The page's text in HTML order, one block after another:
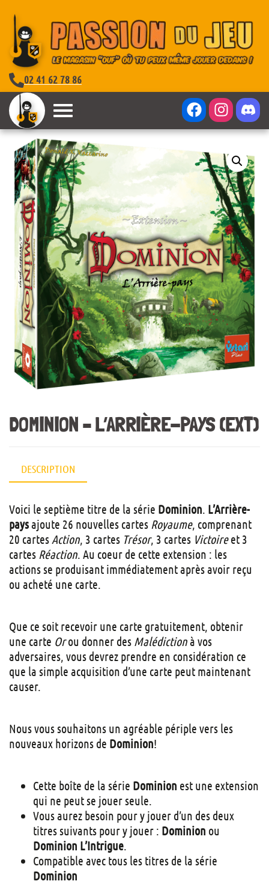
02 41 62 78 86
DOMINION – L’ARRIÈRE-PAYS (EXT)
DESCRIPTION
Voici le septième titre de la série Dominion. L’Arrière-
paysajoute 26 nouvelles cartes Royaume, comprenant
20 cartes Action, 3 cartes Trésor, 3 cartes Victoireet 3
cartes Réaction. Au coeur de cette extension : les
actions se produisant immédiatement après avoir reçu
ou acheté une carte.
Que ce soit recevoir une carte gratuitement, obtenir
une carte Orou donner des Malédictionà vos
adversaires, vous devrez prendre en considération ce
que la simple acquisition d’une carte peut maintenant
causer.
Nous vous souhaitons un agréable périple vers les
nouveaux horizons de Dominion!
Cette boîte de la série Dominion est une extension
qui ne peut se jouer seule.
Vous aurez besoin pour y jouer d’un des deux
titres suivants pour y jouer : Dominion ou
Dominion L’Intrigue.
Compatible avec tous les titres de la série
Dominion